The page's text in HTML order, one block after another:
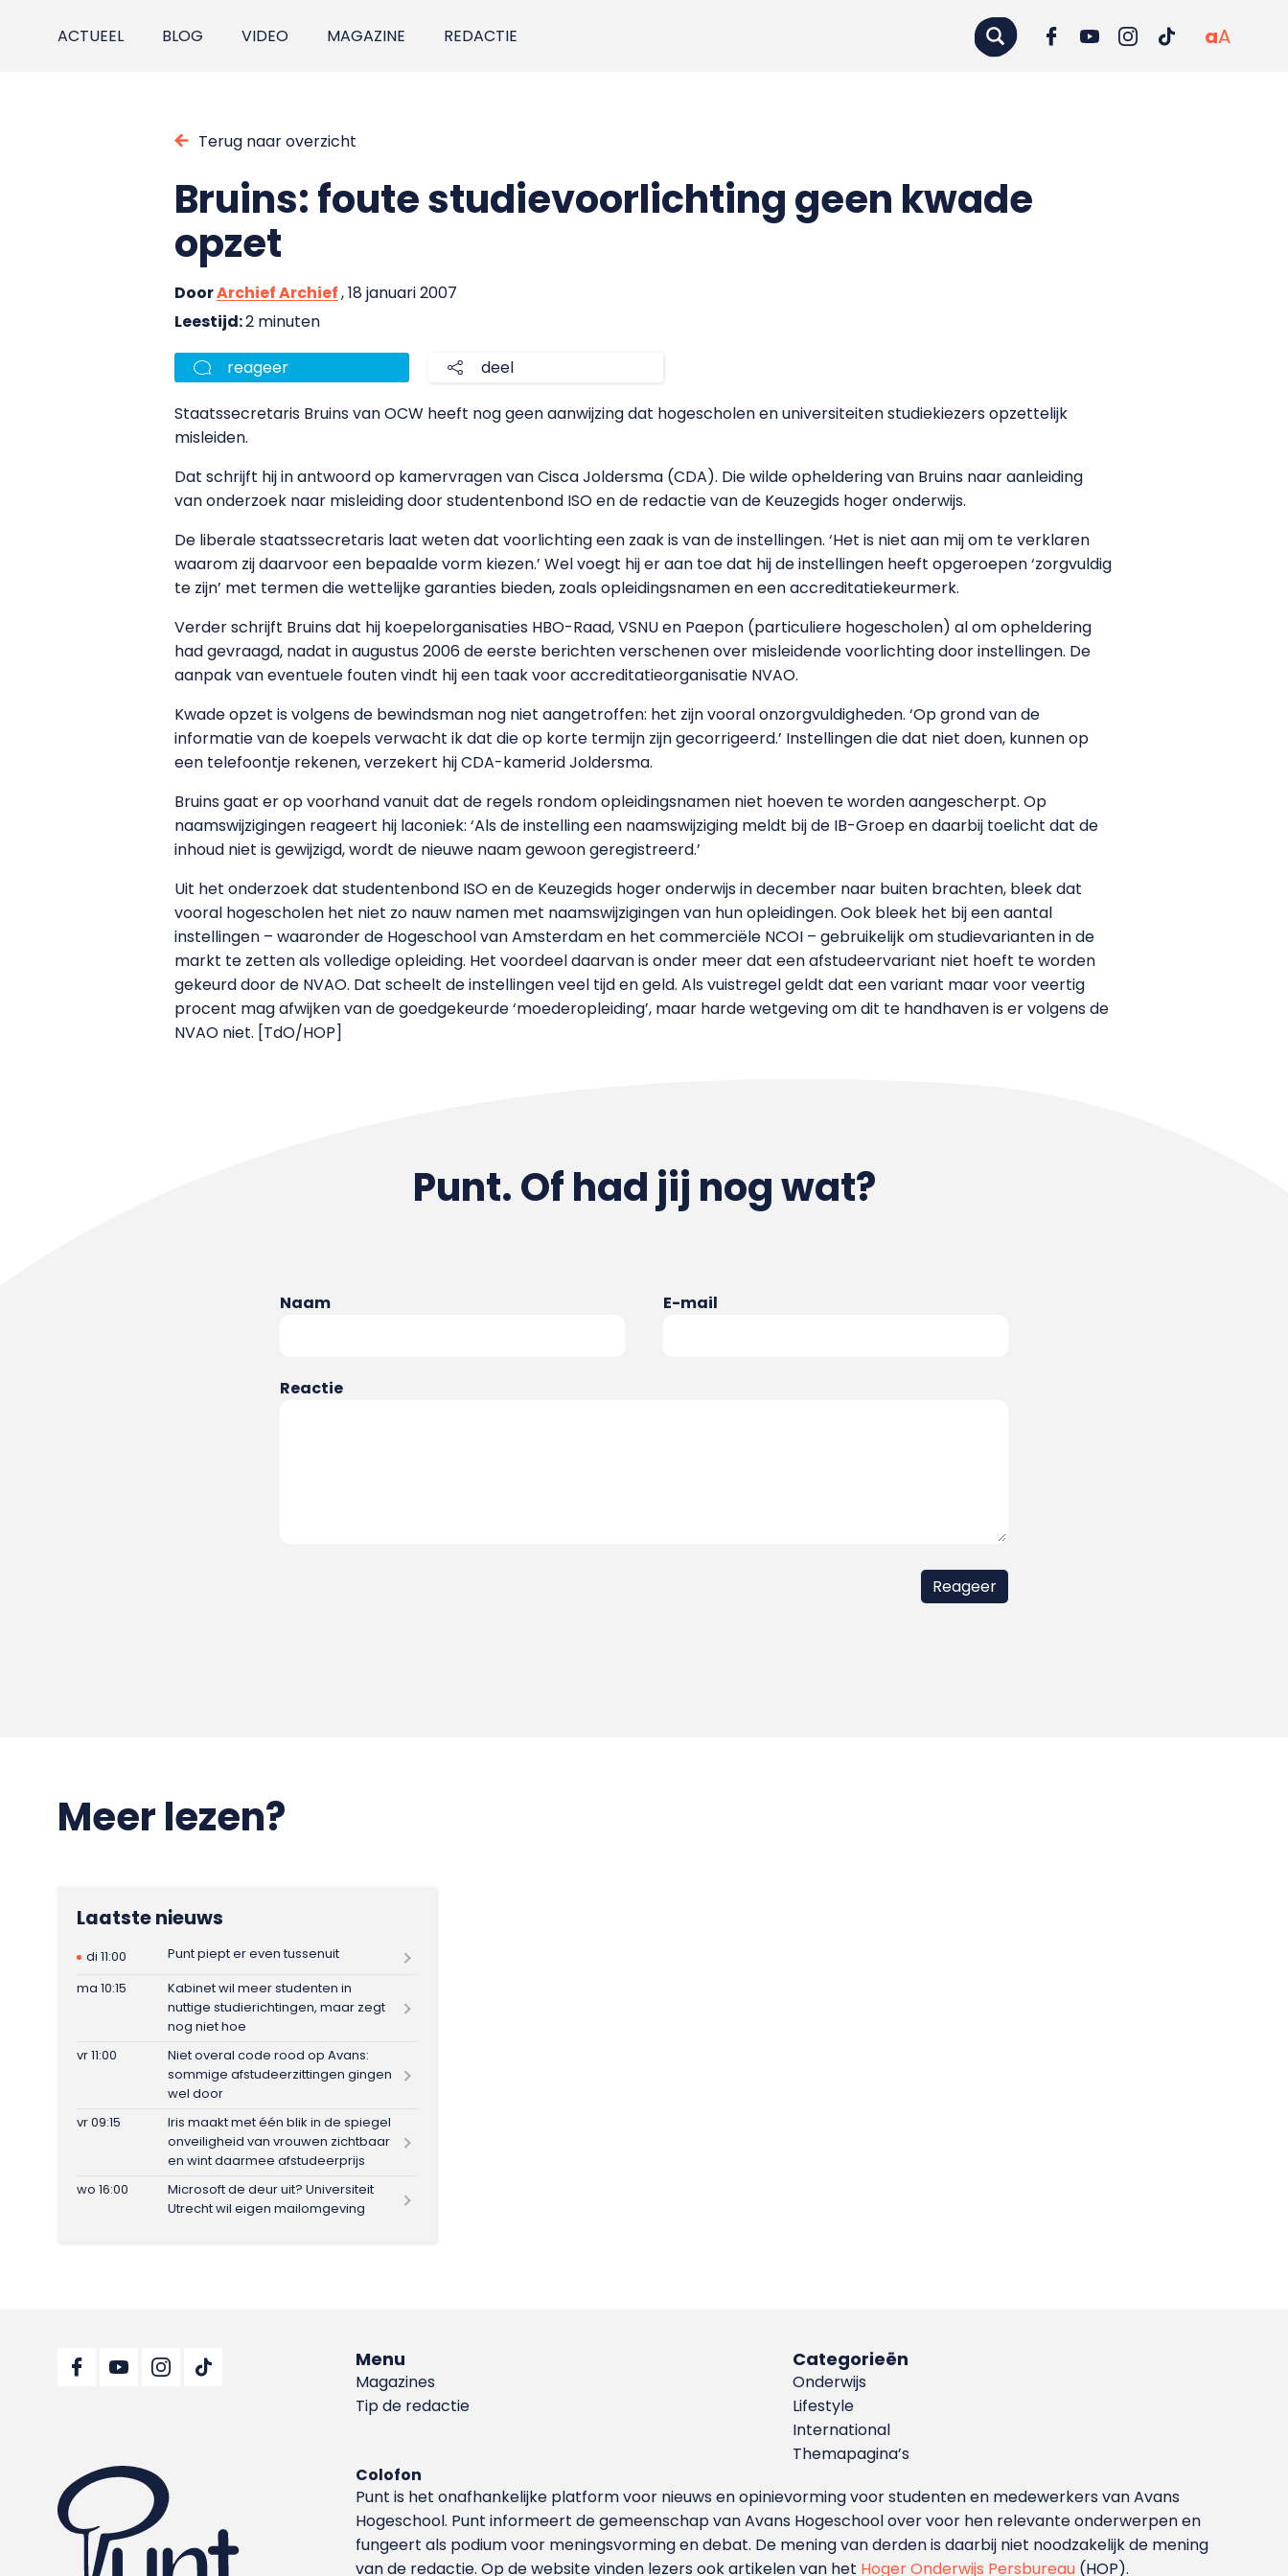
ACTUEEL BLOG VIDEO MAGAZINE REDACTIE aA
Terug naar overzicht
Bruins: foute studievoorlichting geen kwade
opzet
DoorArchief Archief, 18 januari 2007
Leestijd:2 minuten
reageer deel
Staatssecretaris Bruins van OCW heeft nog geen aanwijzing dat hogescholen en universiteiten studiekiezers opzettelijk
misleiden.
Dat schrijft hij in antwoord op kamervragen van Cisca Joldersma (CDA). Die wilde opheldering van Bruins naar aanleiding
van onderzoek naar misleiding door studentenbond ISO en de redactie van de Keuzegids hoger onderwijs.
De liberale staatssecretaris laat weten dat voorlichting een zaak is van de instellingen. ‘Het is niet aan mij om te verklaren
waarom zij daarvoor een bepaalde vorm kiezen.’ Wel voegt hij er aan toe dat hij de instellingen heeft opgeroepen ‘zorgvuldig
te zijn’ met termen die wettelijke garanties bieden, zoals opleidingsnamen en een accreditatiekeurmerk.
Verder schrijft Bruins dat hij koepelorganisaties HBO-Raad, VSNU en Paepon (particuliere hogescholen) al om opheldering
had gevraagd, nadat in augustus 2006 de eerste berichten verschenen over misleidende voorlichting door instellingen. De
aanpak van eventuele fouten vindt hij een taak voor accreditatieorganisatie NVAO.
Kwade opzet is volgens de bewindsman nog niet aangetroffen: het zijn vooral onzorgvuldigheden. ‘Op grond van de
informatie van de koepels verwacht ik dat die op korte termijn zijn gecorrigeerd.’ Instellingen die dat niet doen, kunnen op
een telefoontje rekenen, verzekert hij CDA-kamerid Joldersma.
Bruins gaat er op voorhand vanuit dat de regels rondom opleidingsnamen niet hoeven te worden aangescherpt. Op
naamswijzigingen reageert hij laconiek: ‘Als de instelling een naamswijziging meldt bij de IB-Groep en daarbij toelicht dat de
inhoud niet is gewijzigd, wordt de nieuwe naam gewoon geregistreerd.’
Uit het onderzoek dat studentenbond ISO en de Keuzegids hoger onderwijs in december naar buiten brachten, bleek dat
vooral hogescholen het niet zo nauw namen met naamswijzigingen van hun opleidingen. Ook bleek het bij een aantal
instellingen – waaronder de Hogeschool van Amsterdam en het commerciële NCOI – gebruikelijk om studievarianten in de
markt te zetten als volledige opleiding. Het voordeel daarvan is onder meer dat een afstudeervariant niet hoeft te worden
gekeurd door de NVAO. Dat scheelt de instellingen veel tijd en geld. Als vuistregel geldt dat een variant maar voor veertig
procent mag afwijken van de goedgekeurde ‘moederopleiding’, maar harde wetgeving om dit te handhaven is er volgens de
NVAO niet. [TdO/HOP]
Punt. Of had jij nog wat?
Naam E-mail
Reactie
Meer lezen?
Laatste nieuws
di 11:00
Punt piept er even tussenuit
ma 10:15
Kabinet wil meer studenten in
nuttige studierichtingen, maar zegt
nog niet hoe
vr 11:00
Niet overal code rood op Avans:
sommige afstudeerzittingen gingen
wel door
vr 09:15
Iris maakt met één blik in de spiegel
onveiligheid van vrouwen zichtbaar
en wint daarmee afstudeerprijs
wo 16:00
Microsoft de deur uit? Universiteit
Utrecht wil eigen mailomgeving
Menu
Magazines
Tip de redactie
Categorieën
Onderwijs
Lifestyle
International
Themapagina’s
Colofon
Punt is het onafhankelijke platform voor nieuws en opinievorming voor studenten en medewerkers van Avans
Hoge­school. Punt informeert de gemeenschap van Avans Hogeschool over voor hen relevante onderwerpen en
fungeert als podium voor meningsvorming en debat. De mening van derden is daarbij niet noodzakelijk de mening
van de redactie. Op de website vinden lezers ook artikelen van het Hoger Onderwijs Persbureau (HOP).